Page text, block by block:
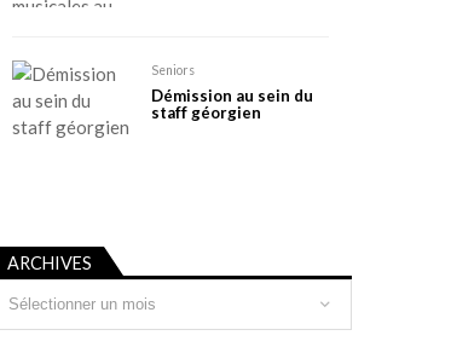
Seniors
Démission au sein du
staff géorgien
ARCHIVES